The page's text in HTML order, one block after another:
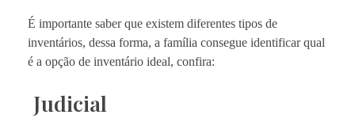
É importante saber que existem diferentes tipos de
inventários, dessa forma, a família consegue identificar qual
é a opção de inventário ideal, confira:
Judicial